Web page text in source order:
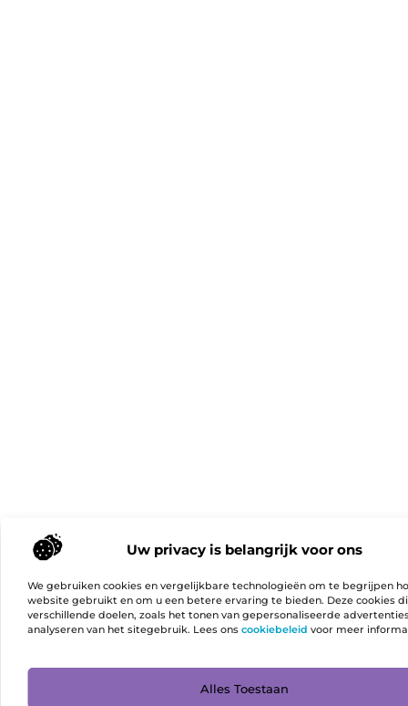
Uw privacy is belangrijk voor ons
We gebruiken cookies en vergelijkbare technologieën om te begrijpen
website gebruikt en om u een betere ervaring te bieden. Deze cookies
verschillende doelen, zoals het tonen van gepersonaliseerde
analyseren van het sitegebruik. Lees ons cookiebeleid voor meer
Alles Toestaan